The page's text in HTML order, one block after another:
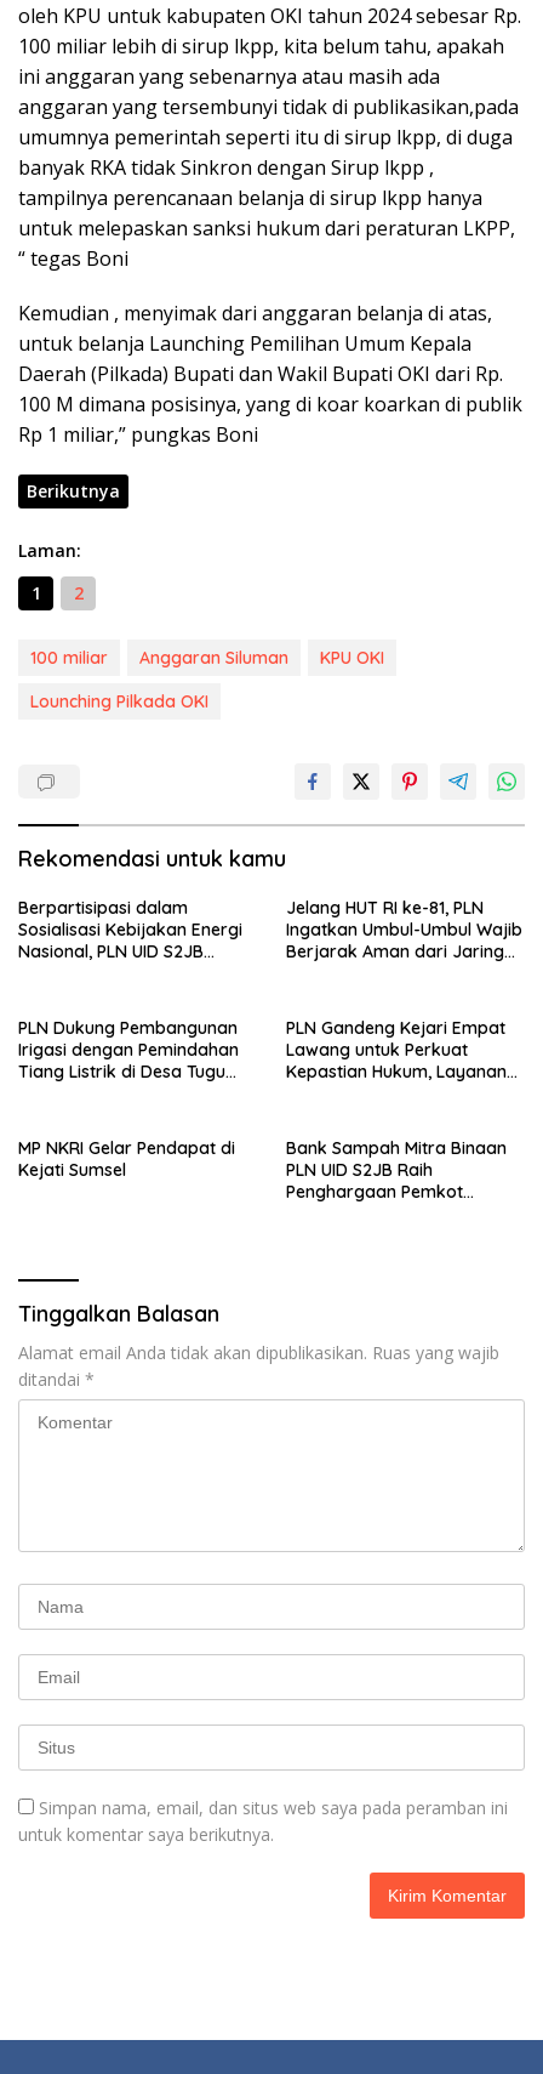
oleh KPU untuk kabupaten OKI tahun 2024 sebesar Rp.
100 miliar lebih di sirup lkpp, kita belum tahu, apakah
ini anggaran yang sebenarnya atau masih ada
anggaran yang tersembunyi tidak di publikasikan,pada
umumnya pemerintah seperti itu di sirup lkpp, di duga
banyak RKA tidak Sinkron dengan Sirup lkpp ,
tampilnya perencanaan belanja di sirup lkpp hanya
untuk melepaskan sanksi hukum dari peraturan LKPP,
“ tegas Boni
Kemudian , menyimak dari anggaran belanja di atas,
untuk belanja Launching Pemilihan Umum Kepala
Daerah (Pilkada) Bupati dan Wakil Bupati OKI dari Rp.
100 M dimana posisinya, yang di koar koarkan di publik
Rp 1 miliar,” pungkas Boni
Berikutnya
Laman:
1
2
100 miliar Anggaran Siluman
KPU OKI
Lounching Pilkada OKI
Rekomendasi untuk kamu
Berpartisipasi dalam
Sosialisasi Kebijakan Energi
Nasional, PLN UID S2JB
Jelang HUT RI ke-81, PLN
Ingatkan Umbul-Umbul Wajib
Berjarak Aman dari Jaringan
PLN Dukung Pembangunan
Irigasi dengan Pemindahan
Tiang Listrik di Desa Tugu
PLN Gandeng Kejari Empat
Lawang untuk Perkuat
Kepastian Hukum, Layanan
‎MP NKRI Gelar Pendapat di
Kejati Sumsel
Bank Sampah Mitra Binaan
PLN UID S2JB Raih
Penghargaan Pemkot
Tinggalkan Balasan
Alamat email Anda tidak akan dipublikasikan. Ruas yang wajib
ditandai *
Simpan nama, email, dan situs web saya pada peramban ini
untuk komentar saya berikutnya.